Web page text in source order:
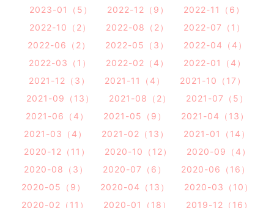
2023-01（5）
2022-12（9）
2022-11（6）
2022-10（2）
2022-08（2）
2022-07（1）
2022-06（2）
2022-05（3）
2022-04（4）
2022-03（1）
2022-02（4）
2022-01（4）
2021-12（3）
2021-11（4）
2021-10（17）
2021-09（13）
2021-08（2）
2021-07（5）
2021-06（4）
2021-05（9）
2021-04（13）
2021-03（4）
2021-02（13）
2021-01（14）
2020-12（11）
2020-10（12）
2020-09（4）
2020-08（3）
2020-07（6）
2020-06（16）
2020-05（9）
2020-04（13）
2020-03（10）
2020-02（11）
2020-01（18）
2019-12（16）